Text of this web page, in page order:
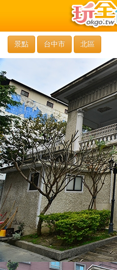
景點 台中市 北區